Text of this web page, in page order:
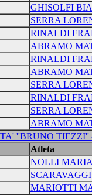
GHISOLFI
SERRA
RINALDI
ABRAMO
RINALDI
ABRAMO
SERRA
RINALDI
SERRA
ABRAMO
''BRUNO TIEZZI''
Atleta
NOLLI
MARIOTTI